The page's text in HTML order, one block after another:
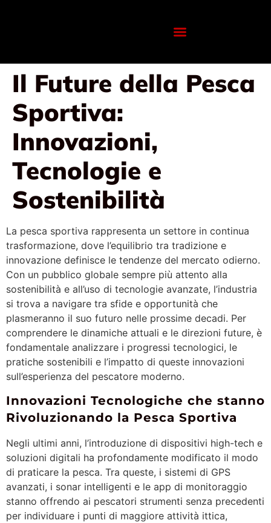
Il Future della Pesca
Sportiva:
Innovazioni,
Tecnologie e
Sostenibilità
La pesca sportiva rappresenta un settore in continua
trasformazione, dove l’equilibrio tra tradizione e
innovazione definisce le tendenze del mercato odierno.
Con un pubblico globale sempre più attento alla
sostenibilità e all’uso di tecnologie avanzate, l’industria
si trova a navigare tra sfide e opportunità che
plasmeranno il suo futuro nelle prossime decadi. Per
comprendere le dinamiche attuali e le direzioni future, è
fondamentale analizzare i progressi tecnologici, le
pratiche sostenibili e l’impatto di queste innovazioni
sull’esperienza del pescatore moderno.
Innovazioni Tecnologiche che stanno
Rivoluzionando la Pesca Sportiva
Negli ultimi anni, l’introduzione di dispositivi high-tech e
soluzioni digitali ha profondamente modificato il modo
di praticare la pesca. Tra queste, i sistemi di GPS
avanzati, i sonar intelligenti e le app di monitoraggio
stanno offrendo ai pescatori strumenti senza precedenti
per individuare i punti di maggiore attività ittica,